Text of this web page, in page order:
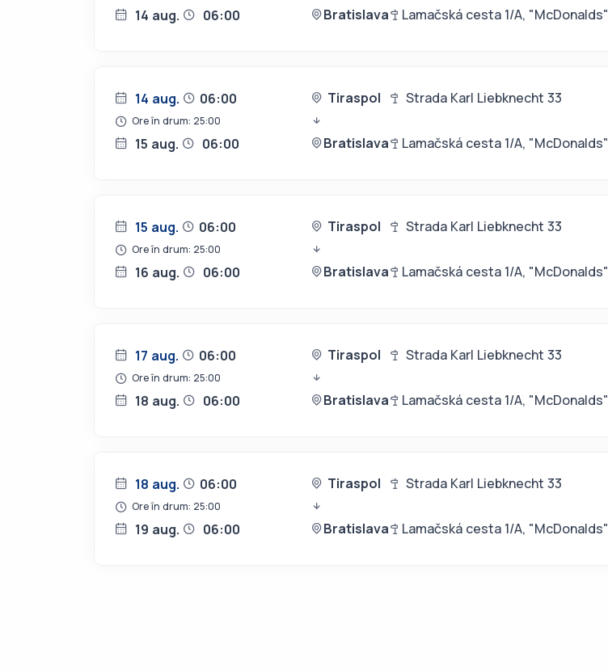
14 aug. 06:00 Bratislava Lamačská cesta 1/A, "McDonalds"
14 aug. 06:00 Tiraspol Strada Karl Liebknecht 33
Ore în drum: 25:00
15 aug. 06:00 Bratislava Lamačská cesta 1/A, "McDonalds"
15 aug. 06:00 Tiraspol Strada Karl Liebknecht 33
Ore în drum: 25:00
16 aug. 06:00 Bratislava Lamačská cesta 1/A, "McDonalds"
17 aug. 06:00 Tiraspol Strada Karl Liebknecht 33
Ore în drum: 25:00
18 aug. 06:00 Bratislava Lamačská cesta 1/A, "McDonalds"
18 aug. 06:00 Tiraspol Strada Karl Liebknecht 33
Ore în drum: 25:00
19 aug. 06:00 Bratislava Lamačská cesta 1/A, "McDonalds"